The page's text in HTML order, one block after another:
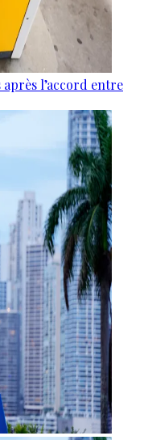
l’accord entre